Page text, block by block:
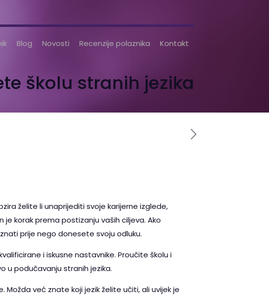
Blog Novosti Recenzije polaznika Kontakt
školu stranih jezika
želite li unaprijediti svoje karijerne izglede,
korak prema postizanju vaših ciljeva. Ako
prije nego donesete svoju odluku.
i iskusne nastavnike. Proučite školu i
u podučavanju stranih jezika.
već znate koji jezik želite učiti, ali uvijek je